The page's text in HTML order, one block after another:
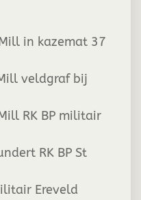
in kazemat 37
veldgraf bij
RK BP militair
RK BP St
Ereveld